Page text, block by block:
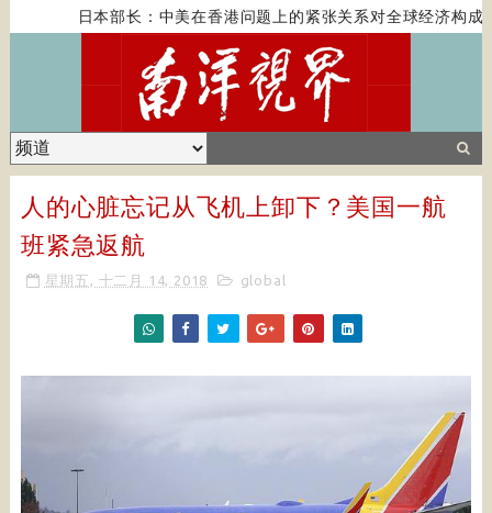
日本部长：中美在香港问题上的紧张关系对全球经济构成风
人的心脏忘记从飞机上卸下？美国一航
班紧急返航
星期五, 十二月 14, 2018 global